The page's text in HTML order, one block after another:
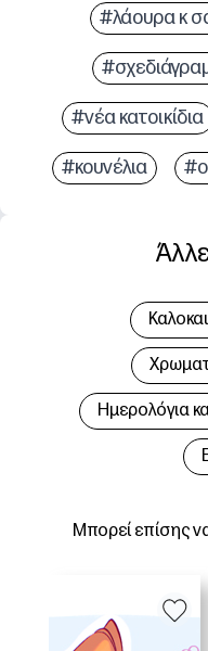
#λάουρα κ
#νέα κατοικίδια
#κουνέλια
Μπορεί επίσης
Hμερολόγια